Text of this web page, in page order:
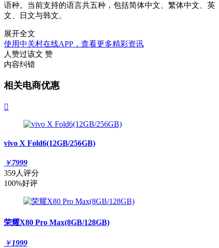
语种。当前支持的语言共五种，包括简体中文、繁体中文、英
文、日文与韩文。
展开全文
使用中关村在线APP，查看更多精彩资讯
人赞过该文 赞
内容纠错
相关电商优惠

vivo X Fold6(12GB/256GB)
￥7999
359人评分
100%好评
荣耀X80 Pro Max(8GB/128GB)
￥1999